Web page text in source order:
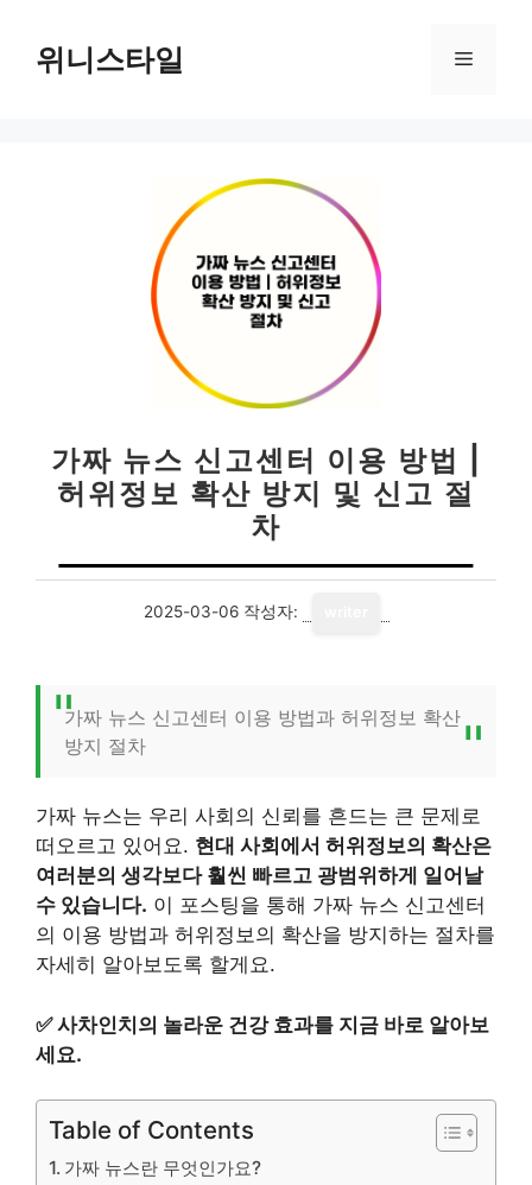
위니스타일 메
가짜 뉴스 신고센터 이용 방법 |
허위정보 확산 방지 및 신고 절
차
2025-03-06 작성자:
가짜 뉴스 신고센터 이용 방법과 허위정보 확산
방지 절차
가짜 뉴스는 우리 사회의 신뢰를 흔드는 큰 문제로
떠오르고 있어요. 현대 사회에서 허위정보의 확산은
여러분의 생각보다 훨씬 빠르고 광범위하게 일어날
수 있습니다. 이 포스팅을 통해 가짜 뉴스 신고센터
의 이용 방법과 허위정보의 확산을 방지하는 절차를
자세히 알아보도록 할게요.
✅사차인치의 놀라운 건강 효과를 지금 바로 알아보
세요.
Table of Contents
가짜 뉴스란 무엇인가요?